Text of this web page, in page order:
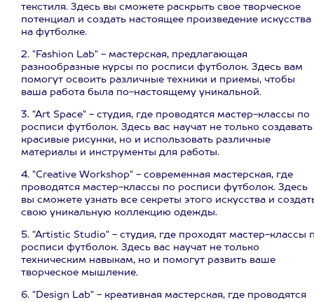
текстиля. Здесь вы сможете раскрыть свое творческое
потенциал и создать настоящее произведение искусства
на футболке.
2. "Fashion Lab" - мастерская, предлагающая
разнообразные курсы по росписи футболок. Здесь вам
помогут освоить различные техники и приемы, чтобы
ваша работа была по-настоящему уникальной.
3. "Art Space" - студия, где проводятся мастер-классы по
росписи футболок. Здесь вас научат не только создавать
красивые рисунки, но и использовать различные
материалы и инструменты для работы.
4. "Creative Workshop" - современная мастерская, где
проводятся мастер-классы по росписи футболок. Здесь
вы сможете узнать все секреты этого искусства и
свою уникальную коллекцию одежды.
5. "Artistic Studio" - студия, где проходят мастер-классы
росписи футболок. Здесь вас научат не только
техническим навыкам, но и помогут развить ваше
творческое мышление.
6. "Design Lab" - креативная мастерская, где проводятся